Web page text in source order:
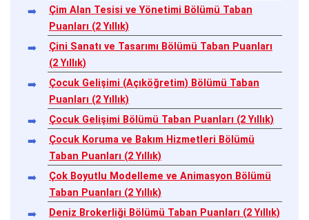
Çim Alan Tesisi ve Yönetimi Bölümü Taban
Puanları (2 Yıllık)
Çini Sanatı ve Tasarımı Bölümü Taban Puanları
(2 Yıllık)
Çocuk Gelişimi (Açıköğretim) Bölümü Taban
Puanları (2 Yıllık)
Çocuk Gelişimi Bölümü Taban Puanları (2 Yıllık)
Çocuk Koruma ve Bakım Hizmetleri Bölümü
Taban Puanları (2 Yıllık)
Çok Boyutlu Modelleme ve Animasyon Bölümü
Taban Puanları (2 Yıllık)
Deniz Brokerliği Bölümü Taban Puanları (2 Yıllık)